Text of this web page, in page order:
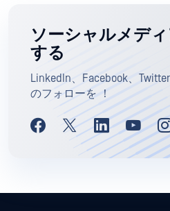
ソーシャルメデ
する
LinkedIn、Facebook、Twitter
のフォローを ！